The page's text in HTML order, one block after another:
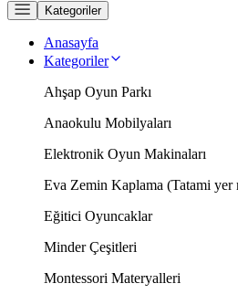
Kategoriler
Anasayfa
Kategoriler
Ahşap Oyun Parkı
Anaokulu Mobilyaları
Elektronik Oyun Makinaları
Eva Zemin Kaplama (Tatami yer
Eğitici Oyuncaklar
Minder Çeşitleri
Montessori Materyalleri